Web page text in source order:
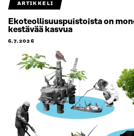
ARTIKKELI
Ekoteollisuuspuistoista on
kestävää kasvua
6.7.2026